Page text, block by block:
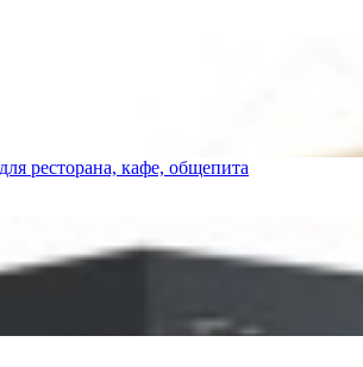
ресторана, кафе, общепита